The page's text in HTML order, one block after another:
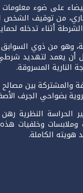
على ضوء
يومه الجمعة 12 غشت
أثناء تدخله
المشتبه فيه البالغ من العمر 24
أن يعمد لتهديد
النارية المسروقة.
والمشتركة بين
بضواحي الجرف
الحراسة النظرية
وخلفيات هذه
هويته الكاملة.